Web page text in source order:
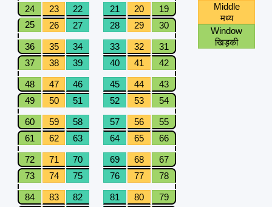
24 23 22 21 20
19
25
26 27 28 29 30
36 35 34 33 32
31
37
38 39 40 41 42
48 47 46 45 44
43
49
50 51 52 53 54
60 59 58 57 56
55
61
62 63 64 65 66
72 71 70 69 68
67
73
74 75 76 77 78
84 83 82 81 80
79
Middle
मध्य
Window
खिड़की